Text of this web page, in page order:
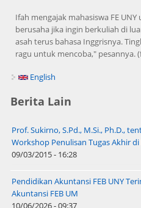
Ifah mengajak mahasiswa FE
berusaha jika ingin berkuliah di
asah terus bahasa Inggrisnya.
ragu untuk mencoba," pesannya.
English
Berita Lain
Prof. Sukirno, S.Pd., M.Si., Ph.D.,
Workshop Penulisan Tugas Akhir di
09/03/2015 - 16:28
Pendidikan Akuntansi FEB UNY
Akuntansi FEB UM
10/06/2026 - 09:37